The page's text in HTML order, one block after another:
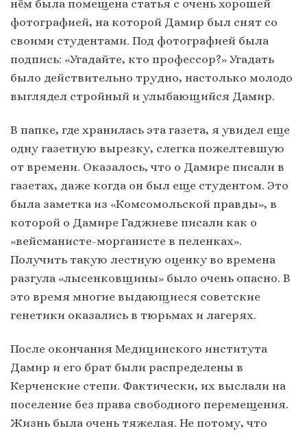
нём была помещена статья с очень хорошей
фотографией, на которой Дамир был снят со
своими студентами. Под фотографией была
подпись: «Угадайте, кто профессор?» Угадать
было действительно трудно, настолько молодо
выглядел стройный и улыбающийся Дамир.
В папке, где хранилась эта газета, я увидел еще
одну газетную вырезку, слегка пожелтевшую
от времени. Оказалось, что о Дамире писали в
газетах, даже когда он был еще студентом. Это
была заметка из «Комсомольской правды», в
которой о Дамире Гаджиеве писали как о
«вейсманисте-морганисте в пеленках».
Получить такую лестную оценку во времена
разгула «лысенковщины» было очень опасно. В
это время многие выдающиеся советские
генетики оказались в тюрьмах и лагерях.
После окончания Медицинского института
Дамир и его брат были распределены в
Керченские степи. Фактически, их выслали на
поселение без права свободного перемещения.
Жизнь была очень тяжелая. Не потому, что